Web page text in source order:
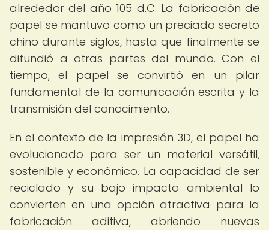
alrededor del año 105 d.C. La fabricación de
papel se mantuvo como un preciado secreto
chino durante siglos, hasta que finalmente se
difundió a otras partes del mundo. Con el
tiempo, el papel se convirtió en un pilar
fundamental de la comunicación escrita y la
transmisión del conocimiento.
En el contexto de la impresión 3D, el papel ha
evolucionado para ser un material versátil,
sostenible y económico. La capacidad de ser
reciclado y su bajo impacto ambiental lo
convierten en una opción atractiva para la
fabricación aditiva, abriendo nuevas